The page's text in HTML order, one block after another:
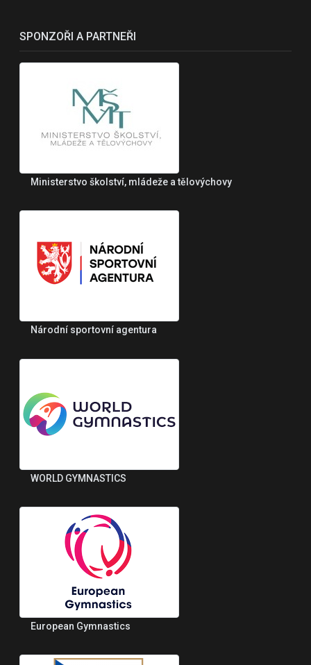
SPONZOŘI A PARTNEŘI
Ministerstvo školství, mládeže a tělovýchovy
Národní sportovní agentura
WORLD GYMNASTICS
European Gymnastics